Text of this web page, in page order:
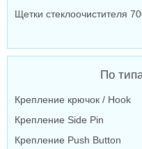
Щетки стеклоочистителя
По
Крепление крючок / Hook
Крепление Side Pin
Крепление Push Button